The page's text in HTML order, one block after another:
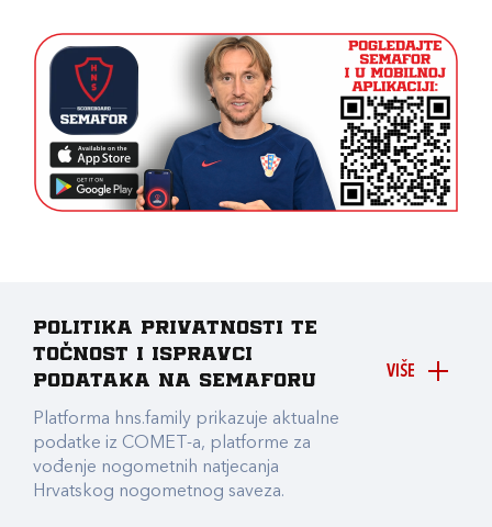
VIŠE
Politika privatnosti te
točnost i ispravci
podataka na Semaforu
Platforma hns.family prikazuje aktualne
podatke iz COMET-a, platforme za
vođenje nogometnih natjecanja
Hrvatskog nogometnog saveza.